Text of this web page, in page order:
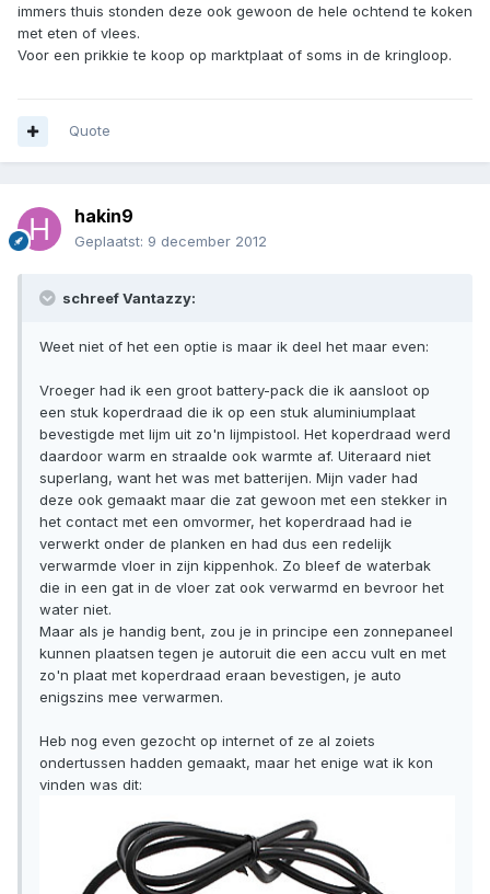
immers thuis stonden deze ook gewoon de hele ochtend te koken
met eten of vlees.
Voor een prikkie te koop op marktplaat of soms in de kringloop.
Quote
hakin9
Geplaatst: 9 december 2012
schreef Vantazzy:
Weet niet of het een optie is maar ik deel het maar even:
Vroeger had ik een groot battery-pack die ik aansloot op
een stuk koperdraad die ik op een stuk aluminiumplaat
bevestigde met lijm uit zo'n lijmpistool. Het koperdraad werd
daardoor warm en straalde ook warmte af. Uiteraard niet
superlang, want het was met batterijen. Mijn vader had
deze ook gemaakt maar die zat gewoon met een stekker in
het contact met een omvormer, het koperdraad had ie
verwerkt onder de planken en had dus een redelijk
verwarmde vloer in zijn kippenhok. Zo bleef de waterbak
die in een gat in de vloer zat ook verwarmd en bevroor het
water niet.
Maar als je handig bent, zou je in principe een zonnepaneel
kunnen plaatsen tegen je autoruit die een accu vult en met
zo'n plaat met koperdraad eraan bevestigen, je auto
enigszins mee verwarmen.
Heb nog even gezocht op internet of ze al zoiets
ondertussen hadden gemaakt, maar het enige wat ik kon
vinden was dit: